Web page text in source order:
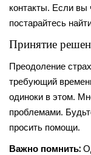
контакты. Если вы
постарайтесь
Принятие
Преодоление
требующий
одиноки в этом.
проблемами.
просить помощи.
Важно помнить: